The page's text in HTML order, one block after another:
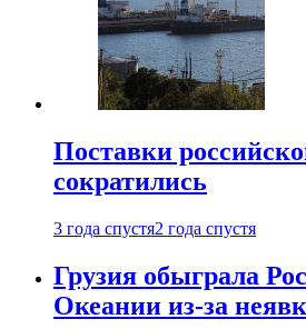
Поставки
сократились
3 года спустя2 года спустя
Грузия обыграла
Океании из-за